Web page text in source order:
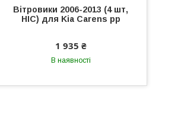
Вітровики 2006-2013 (4 шт,
HIC) для Kia Carens рр
1 935 ₴
В наявності